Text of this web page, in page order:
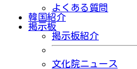
よくある質問
韓国紹介
掲示板
掲示板紹介
文化院ニュース